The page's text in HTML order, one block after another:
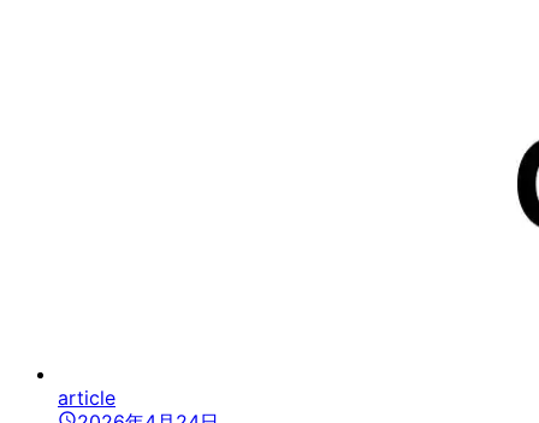
article